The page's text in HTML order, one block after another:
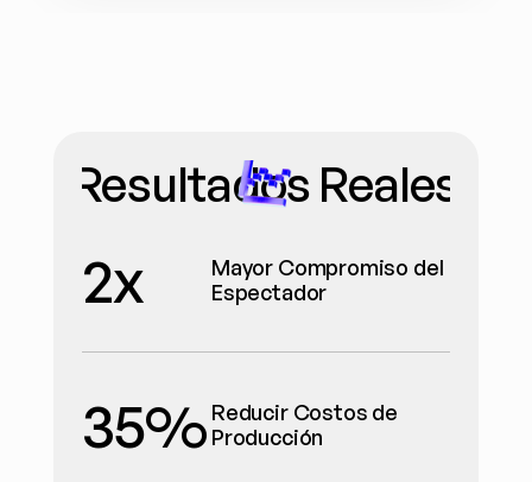
Resultados Reales
2x
Mayor Compromiso del
Espectador
35% Reducir Costos de
Producción